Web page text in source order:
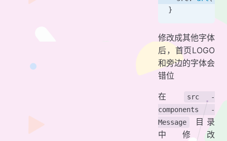
}
修改成其他字体
后，首页LOGO
和旁边的字体会
错位
在
src -
components -
Message
目录
中修改